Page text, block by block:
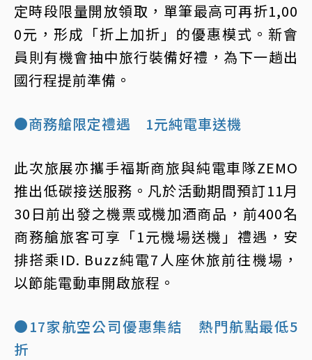
定時段限量開放領取，單筆最高可再折1,00
0元，形成「折上加折」的優惠模式。新會
員則有機會抽中旅行裝備好禮，為下一趟出
國行程提前準備。
●商務艙限定禮遇 1元純電車送機
此次旅展亦攜手福斯商旅與純電車隊ZEMO
推出低碳接送服務。凡於活動期間預訂11月
30日前出發之機票或機加酒商品，前400名
商務艙旅客可享「1元機場送機」禮遇，安
排搭乘ID. Buzz純電7人座休旅前往機場，
以節能電動車開啟旅程。
●17家航空公司優惠集結 熱門航點最低5
折